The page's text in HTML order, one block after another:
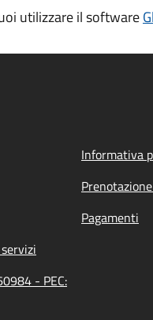
utilizzare il software
Informativa
Pagamenti
- PEC: